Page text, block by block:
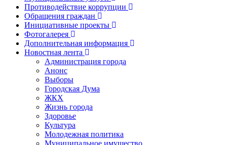
Противодействие коррупции
Обращения граждан
Инициативные проекты
Фотогалерея
Дополнительная информация
Новостная лента
Администрация города
Анонс
Выборы
Городская Дума
ЖКХ
Жизнь города
Здоровье
Культура
Молодежная политика
Муниципальное имущество